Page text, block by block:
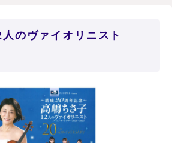
のヴァイオリニスト